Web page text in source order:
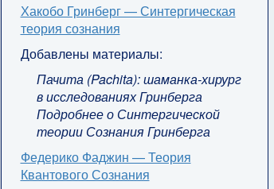
Хакобо Гринберг — Синтергическая
теория сознания
Добавлены материалы:
Пачита (Pachita): шаманка-хирург
в исследованиях Гринберга
Подробнее о Синтергической
теории Сознания Гринберга
Федерико Фаджин — Теория
Квантового Сознания